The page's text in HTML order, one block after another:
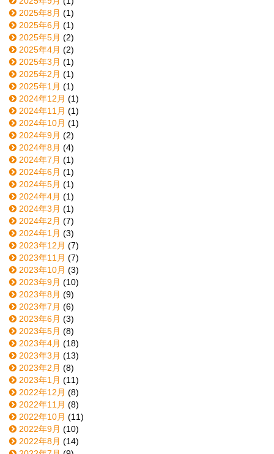
2025年8月 (1)
2025年6月 (1)
2025年5月 (2)
2025年4月 (2)
2025年3月 (1)
2025年2月 (1)
2025年1月 (1)
2024年12月 (1)
2024年11月 (1)
2024年10月 (1)
2024年9月 (2)
2024年8月 (4)
2024年7月 (1)
2024年6月 (1)
2024年5月 (1)
2024年4月 (1)
2024年3月 (1)
2024年2月 (7)
2024年1月 (3)
2023年12月 (7)
2023年11月 (7)
2023年10月 (3)
2023年9月 (10)
2023年8月 (9)
2023年7月 (6)
2023年6月 (3)
2023年5月 (8)
2023年4月 (18)
2023年3月 (13)
2023年2月 (8)
2023年1月 (11)
2022年12月 (8)
2022年11月 (8)
2022年10月 (11)
2022年9月 (10)
2022年8月 (14)